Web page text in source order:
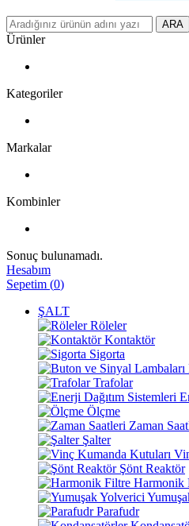
ARA
Ürünler
Kategoriler
Markalar
Kombinler
Sonuç bulunamadı.
Hesabım
Sepetim (0)
ŞALT
Röleler
Kontaktör
Sigorta
Trafolar
Ölçme
Zaman
Şalter
Şönt Reaktör
Harmonik
Parafudr